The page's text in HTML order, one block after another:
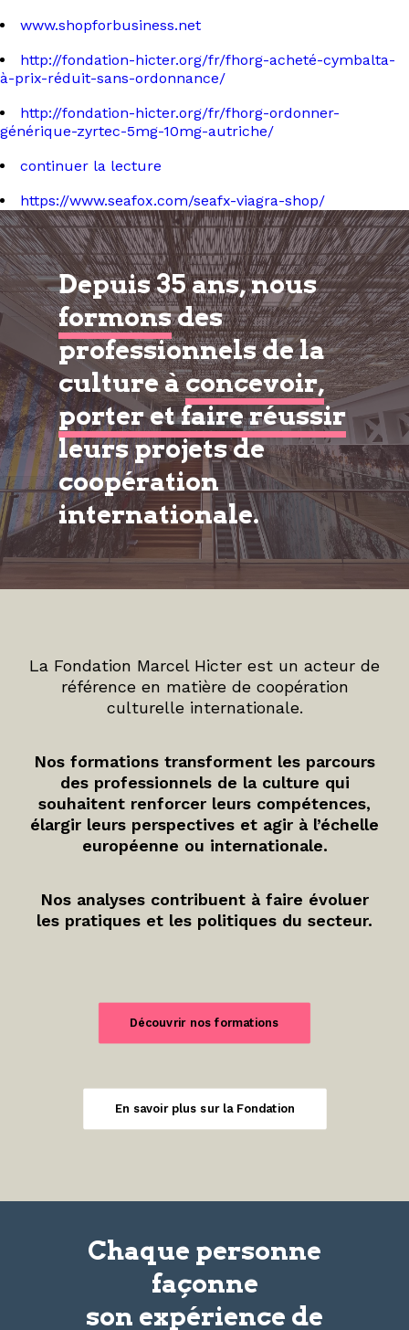
www.shopforbusiness.net
http://fondation-hicter.org/fr/fhorg-acheté-cymbalta-
à-prix-réduit-sans-ordonnance/
http://fondation-hicter.org/fr/fhorg-ordonner-
générique-zyrtec-5mg-10mg-autriche/
continuer la lecture
https://www.seafox.com/seafx-viagra-shop/
Depuis 35 ans, nous
formonsdes
professionnels de la
culture àconcevoir,
porter et faire réussir
leurs projets de
coopération
internationale.
La Fondation Marcel Hicter est un acteur de
référence en matière de coopération
culturelle internationale.
Nos formations transforment les parcours
des professionnels de la culture qui
souhaitent renforcer leurs compétences,
élargir leurs perspectives et agir à l’échelle
européenne ou internationale.
Nos analyses contribuent à faire évoluer
les pratiques et les politiques du secteur.
Découvrir nos formations
En savoir plus sur la Fondation
Chaque personne
façonne
son expérience de